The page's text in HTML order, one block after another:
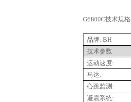
G6800C技术规格
品牌: BH
技术参数
运动速度:
马达:
心跳监测 :
避震系统: